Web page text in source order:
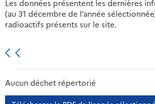
Les données présentent les dernières
(au 31 décembre de l’année
radioactifs présents sur le site.
2013 2014
Aucun déchet répertorié